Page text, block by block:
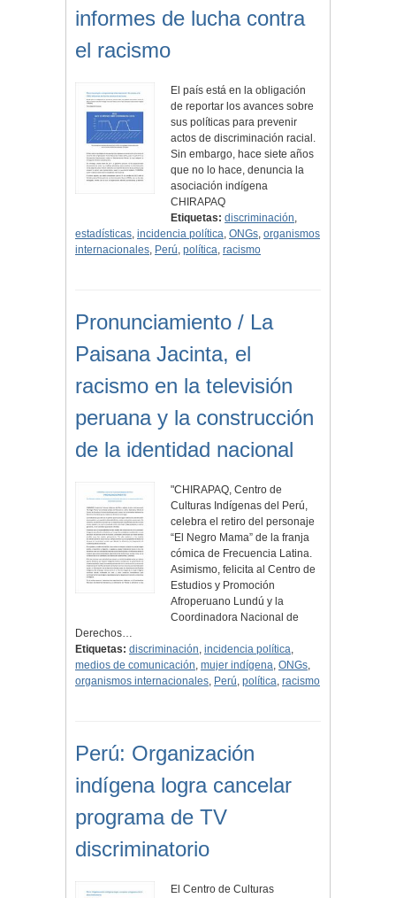
informes de lucha contra
el racismo
El país está en la obligación
de reportar los avances sobre
sus políticas para prevenir
actos de discriminación racial.
Sin embargo, hace siete años
que no lo hace, denuncia la
asociación indígena
CHIRAPAQ
Etiquetas: discriminación,
estadísticas, incidencia política, ONGs, organismos
internacionales, Perú, política, racismo
Pronunciamiento / La
Paisana Jacinta, el
racismo en la televisión
peruana y la construcción
de la identidad nacional
"CHIRAPAQ, Centro de
Culturas Indígenas del Perú,
celebra el retiro del personaje
“El Negro Mama” de la franja
cómica de Frecuencia Latina.
Asimismo, felicita al Centro de
Estudios y Promoción
Afroperuano Lundú y la
Coordinadora Nacional de
Derechos…
Etiquetas: discriminación, incidencia política,
medios de comunicación, mujer indígena, ONGs,
organismos internacionales, Perú, política, racismo
Perú: Organización
indígena logra cancelar
programa de TV
discriminatorio
El Centro de Culturas